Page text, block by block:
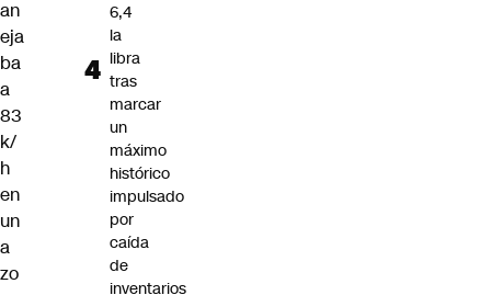
an
eja
ba
a
83
k/
h
en
un
a
zo
6,4
la
libra
tras
marcar
un
máximo
histórico
impulsado
por
caída
de
inventarios